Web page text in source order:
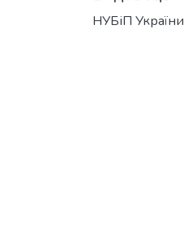
НУБіП України